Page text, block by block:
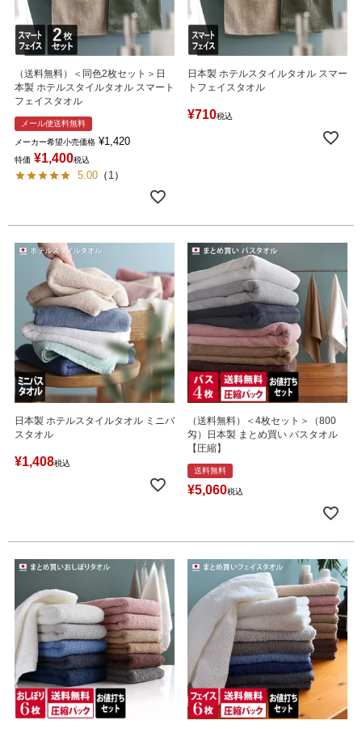
（送料無料）＜同色2枚セット＞日
本製 ホテルスタイルタオル スマート
フェイスタオル
メール便送料無料
メーカー希望小売価格 ¥1,420
特価 ¥1,400税込
5.00 （ 1）
日本製 ホテルスタイルタオル スマー
トフェイスタオル
¥710税込
日本製 ホテルスタイルタオル ミニバ
スタオル
¥1,408税込
（送料無料）＜4枚セット＞（800
匁）日本製 まとめ買い バスタオル
【圧縮】
送料無料
¥5,060税込